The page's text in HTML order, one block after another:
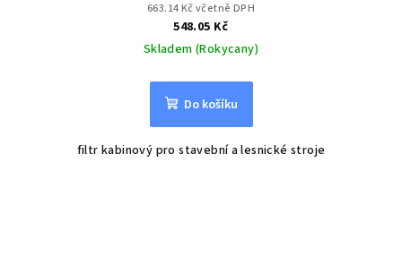
663.14 Kč včetně DPH
548.05 Kč
Skladem (Rokycany)
Do košíku
filtr kabinový pro stavební a lesnické stroje